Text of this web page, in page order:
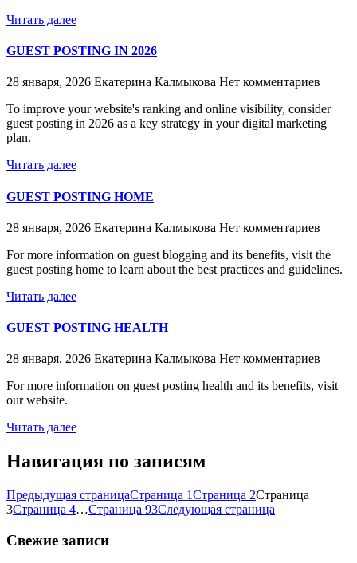
Читать далее
GUEST POSTING IN 2026
28 января, 2026 Екатерина Калмыкова Нет комментариев
To improve your website's ranking and online visibility, consider
guest posting in 2026 as a key strategy in your digital marketing
plan.
Читать далее
GUEST POSTING HOME
28 января, 2026 Екатерина Калмыкова Нет комментариев
For more information on guest blogging and its benefits, visit the
guest posting home to learn about the best practices and guidelines.
Читать далее
GUEST POSTING HEALTH
28 января, 2026 Екатерина Калмыкова Нет комментариев
For more information on guest posting health and its benefits, visit
our website.
Читать далее
Навигация по записям
Предыдущая страницаСтраница 1Страница 2Страница
3Страница 4…Страница 93Следующая страница
Свежие записи